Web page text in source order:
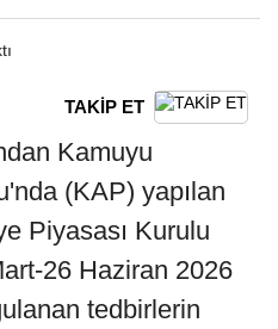
TAKİP ET
Kamuyu
(KAP) yapılan
Piyasası Kurulu
26 Haziran 2026
tedbirlerin